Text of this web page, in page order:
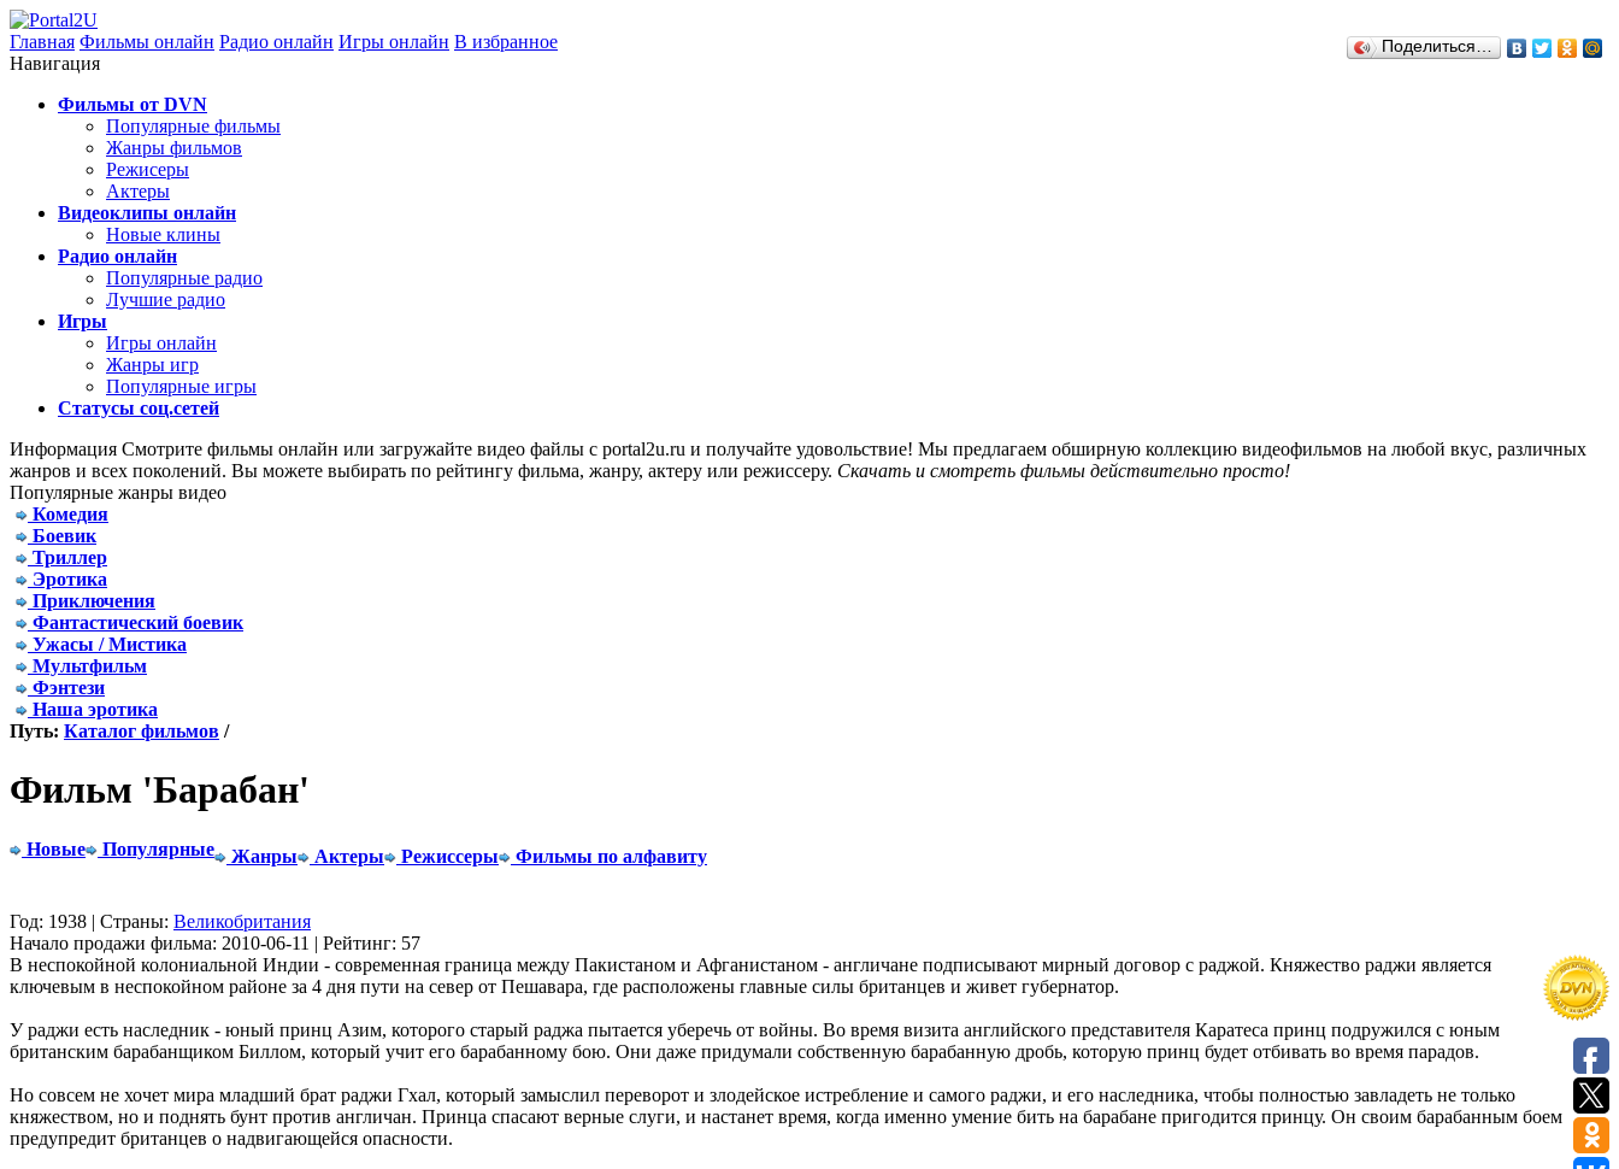
Главная Фильмы онлайн Радио онлайн Игры онлайн В избранное Поделиться…
Навигация
Фильмы от DVN
Популярные фильмы
Жанры фильмов
Режисеры
Актеры
Видеоклипы онлайн
Новые клины
Радио онлайн
Популярные радио
Лучшие радио
Игры
Игры онлайн
Жанры игр
Популярные игры
Статусы соц.сетей
Информация Смотрите фильмы онлайн или загружайте видео файлы с portal2u.ru и получайте удовольствие! Мы предлагаем обширную коллекцию видеофильмов на любой вкус, различных
жанров и всех поколений. Вы можете выбирать по рейтингу фильма, жанру, актеру или режиссеру. Скачать и смотреть фильмы действительно просто!
Популярные жанры видео
Комедия
Боевик
Триллер
Эротика
Приключения
Фантастический боевик
Ужасы / Мистика
Мультфильм
Фэнтези
Наша эротика
Путь: Каталог фильмов /
Фильм 'Барабан'
Новые Популярные Жанры Актеры Режиссеры Фильмы по алфавиту
Год: 1938 | Страны: Великобритания
Начало продажи фильма: 2010-06-11 | Рейтинг: 57
В неспокойной колониальной Индии - современная граница между Пакистаном и Афганистаном - англичане подписывают мирный договор с раджой. Княжество раджи является
ключевым в неспокойном районе за 4 дня пути на север от Пешавара, где расположены главные силы британцев и живет губернатор.
У раджи есть наследник - юный принц Азим, которого старый раджа пытается уберечь от войны. Во время визита английского представителя Каратеса принц подружился с юным
британским барабанщиком Биллом, который учит его барабанному бою. Они даже придумали собственную барабанную дробь, которую принц будет отбивать во время парадов.
Но совсем не хочет мира младший брат раджи Гхал, который замыслил переворот и злодейское истребление и самого раджи, и его наследника, чтобы полностью завладеть не только
княжеством, но и поднять бунт против англичан. Принца спасают верные слуги, и настанет время, когда именно умение бить на барабане пригодится принцу. Он своим барабанным боем
предупредит британцев о надвигающейся опасности.